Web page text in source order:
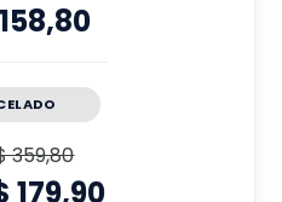
359,80
179,90